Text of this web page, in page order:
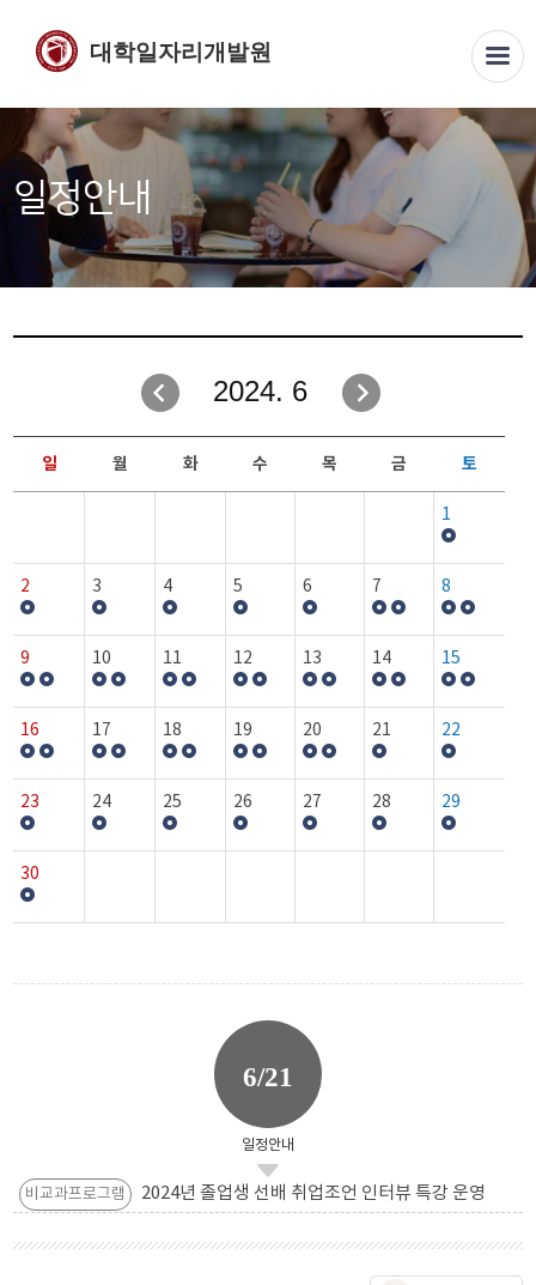
대학일자리개발원
일정안내
2024. 6
일 월 화 수 목 금 토
1
2 3 4 5 6 7 8
9 10 11 12 13 14 15
16 17 18 19 20 21 22
23 24 25 26 27 28 29
30
6/21
일정안내
비교과프로그램 2024년 졸업생 선배 취업조언 인터뷰 특강 운영